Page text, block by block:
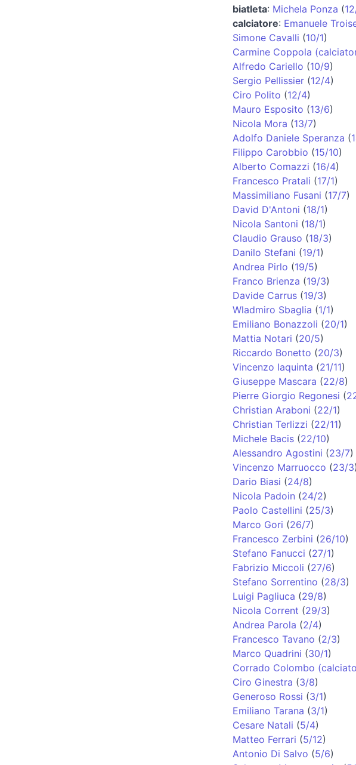
biatleta: Michela Ponza (
calciatore: Emanuele
Simone Cavalli (10/1)
Carmine Coppola
Alfredo Cariello (10/9)
Sergio Pellissier (12/4)
Ciro Polito (12/4)
Mauro Esposito (13/6)
Nicola Mora (13/7)
Adolfo Daniele Speranza (
Filippo Carobbio (15/10)
Alberto Comazzi (16/4)
Francesco Pratali (17/1)
Massimiliano Fusani (17/7)
David D'Antoni (18/1)
Nicola Santoni (18/1)
Claudio Grauso (18/3)
Danilo Stefani (19/1)
Andrea Pirlo (19/5)
Franco Brienza (19/3)
Davide Carrus (19/3)
Wladmiro Sbaglia (1/1)
Emiliano Bonazzoli (20/1)
Mattia Notari (20/5)
Riccardo Bonetto (20/3)
Vincenzo Iaquinta (21/11)
Giuseppe Mascara (22/8)
Pierre Giorgio Regonesi (
Christian Araboni (22/1)
Christian Terlizzi (22/11)
Michele Bacis (22/10)
Alessandro Agostini (23/7)
Vincenzo Marruocco (23/3)
Dario Biasi (24/8)
Nicola Padoin (24/2)
Paolo Castellini (25/3)
Marco Gori (26/7)
Francesco Zerbini (26/10)
Stefano Fanucci (27/1)
Fabrizio Miccoli (27/6)
Stefano Sorrentino (28/3)
Luigi Pagliuca (29/8)
Nicola Corrent (29/3)
Andrea Parola (2/4)
Francesco Tavano (2/3)
Marco Quadrini (30/1)
Corrado Colombo
Ciro Ginestra (3/8)
Generoso Rossi (3/1)
Emiliano Tarana (3/1)
Cesare Natali (5/4)
Matteo Ferrari (5/12)
Antonio Di Salvo (5/6)